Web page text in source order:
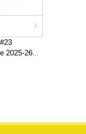
2025-26